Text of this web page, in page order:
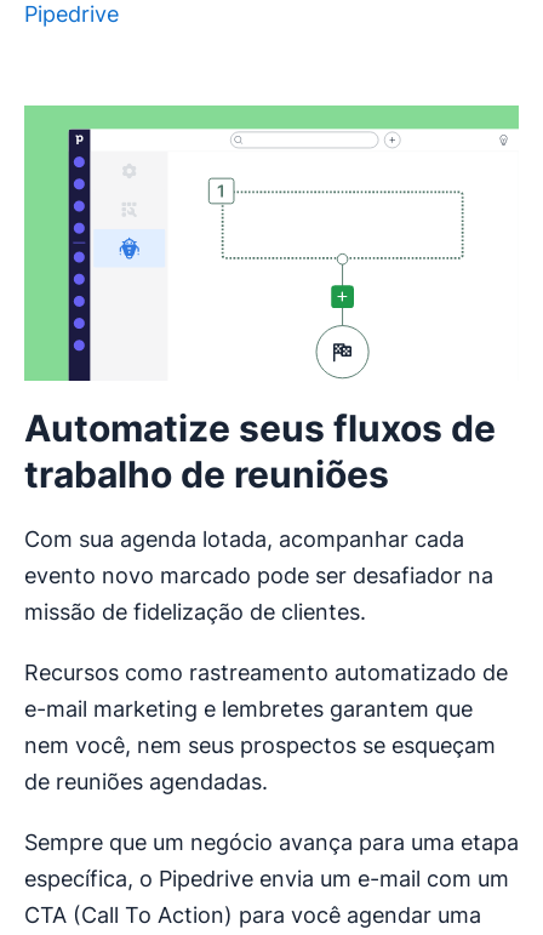
Pipedrive
Automatize seus fluxos de
trabalho de reuniões
Com sua agenda lotada, acompanhar cada
evento novo marcado pode ser desafiador na
missão de fidelização de clientes.
Recursos como rastreamento automatizado de
e-mail marketing e lembretes garantem que
nem você, nem seus prospectos se esqueçam
de reuniões agendadas.
Sempre que um negócio avança para uma etapa
específica, o Pipedrive envia um e-mail com um
CTA (Call To Action) para você agendar uma